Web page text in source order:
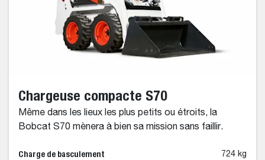
Chargeuse compacte S70
Même dans les lieux les plus petits ou étroits, la
Bobcat S70 mènera à bien sa mission sans faillir.
Charge de basculement 724 kg